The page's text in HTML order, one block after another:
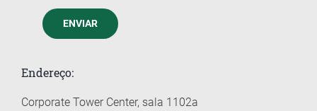
ENVIAR
Endereço:
Corporate Tower Center, sala 1102a